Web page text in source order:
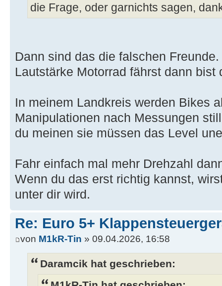
die Frage, oder garnichts sagen,
Dann sind das die falschen
Lautstärke Motorrad fährst dann bist
In meinem Landkreis werden Bikes
Manipulationen nach Messungen
du meinen sie müssen das Level
Fahr einfach mal mehr Drehzahl
Wenn du das erst richtig kannst,
unter dir wird.
Re: Euro 5+
von M1kR-Tin » 09.04.2026, 16:58
Daramcik hat geschrieben: